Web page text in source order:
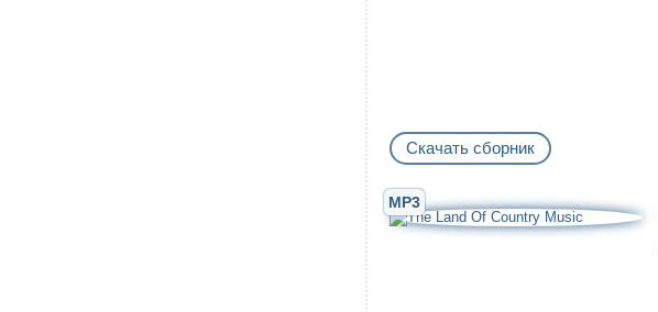
Скачать сборник
MP3